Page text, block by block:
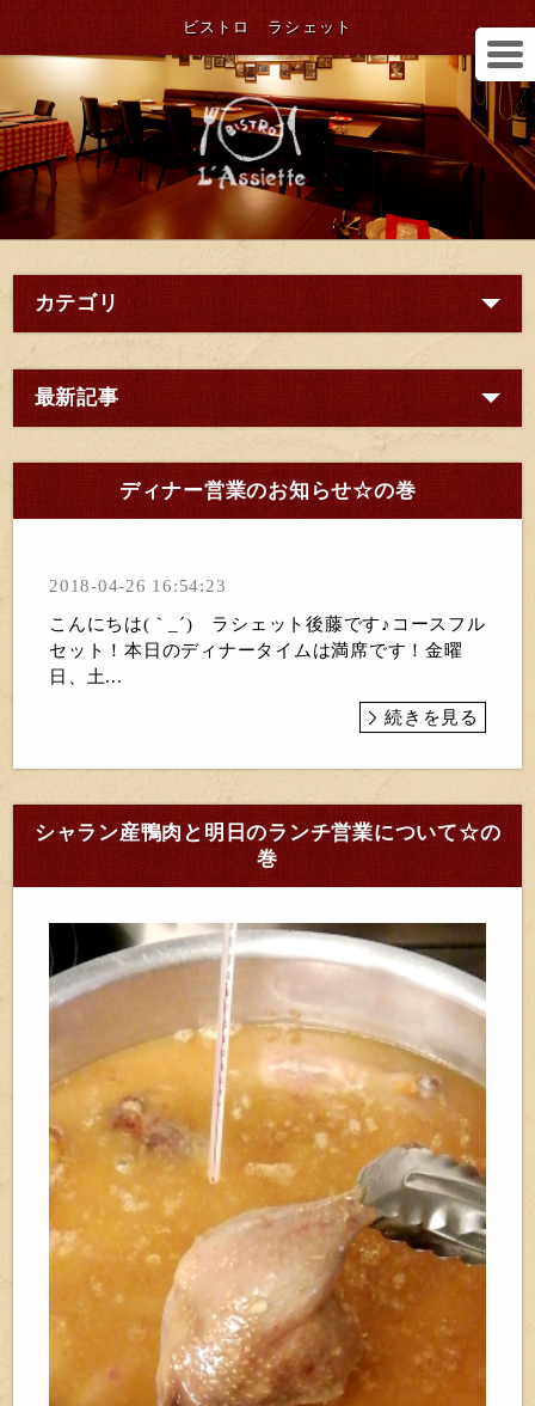
ビストロ ラシェット
カテゴリ
最新記事
ディナー営業のお知らせ☆の巻
2018-04-26 16:54:23
こんにちは(｀_´)ゞラシェット後藤です♪コースフル
セット！本日のディナータイムは満席です！金曜
日、土...
続きを見る
シャラン産鴨肉と明日のランチ営業について☆の
巻